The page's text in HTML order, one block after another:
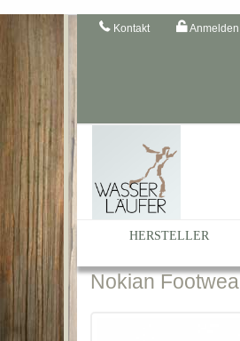
Kontakt Anmelden
HERSTELLER
Startseite
Nokian